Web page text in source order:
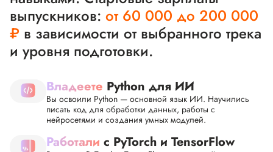
выпускников: от 60 000 до 200 000
₽ в зависимости от выбранного трека
и уровня подготовки.
Владеете Python для ИИ
Вы освоили Python — основной язык ИИ. Научились
писать код для обработки данных, работы с
нейросетями и создания умных модулей.
Работали с PyTorch и TensorFlow